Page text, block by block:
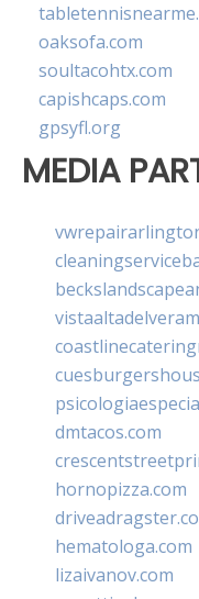
oaksofa.com
soultacohtx.com
capishcaps.com
gpsyfl.org
MEDIA
dmtacos.com
hornopizza.com
hematologa.com
lizaivanov.com